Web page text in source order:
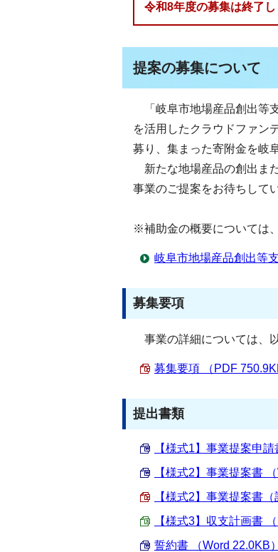
令和8年度の募集は終了し
提案の募集について
「岐阜市地場産品創出等
を活用したクラウドファン
募り、集まった寄附金を岐
新たな地場産品の創出ま
事業のご提案をお待ちして
※補助金の概要については
岐阜市地場産品創出等
募集要項
事業の詳細については、
募集要項 （PDF
提出書類
【様式1】事業提案申請
【様式2】事業提案書
【様式2】事業提案書
【様式3】収支計画書
誓約書 （Word 22.0KB）